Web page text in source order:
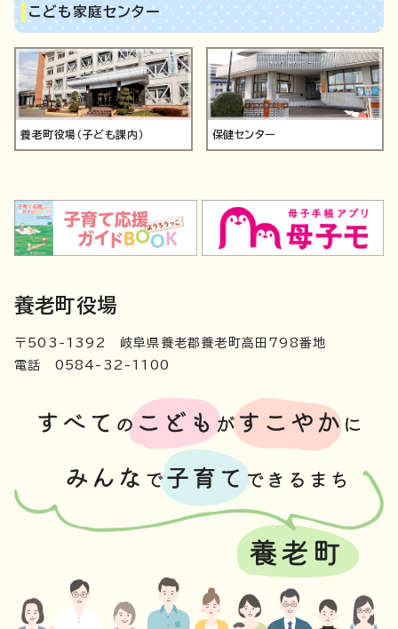
こども家庭センター
養老町役場（子ども課内） 保健センター
養老町役場
〒503-1392 岐阜県養老郡養老町高田798番地
電話 0584-32-1100